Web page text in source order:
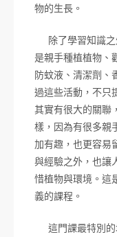
物的生長。
除了學習知識之
是親手種植植物、
防蚊液、清潔劑、
過這些活動，不只
其實有很大的關聯
樣，因為有很多親
加有趣，也更容易
與經驗之外，也讓
惜植物與環境。這
義的課程。
這門課最特別的